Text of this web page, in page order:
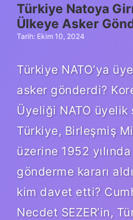
Türkiye Natoya
Ülkeye Asker
Tarih: Ekim 10, 2024
Türkiye NATO’ya
asker gönderdi?
Üyeliği NATO üyelik
Türkiye, Birleşmiş
üzerine 1952
gönderme kararı
kim davet etti?
Necdet SEZER’in,